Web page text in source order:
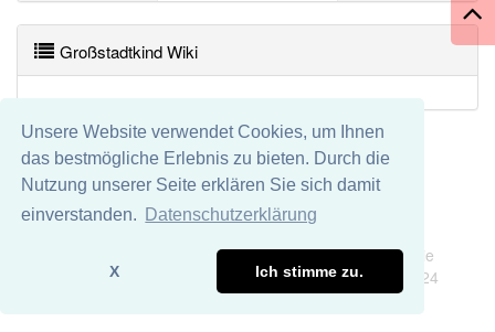
Unsere Website verwendet Cookies, um Ihnen
das bestmögliche Erlebnis zu bieten. Durch die
Nutzung unserer Seite erklären Sie sich damit
einverstanden.
Datenschutzerklärung
X Ich stimme zu.
Häufigkeit: 4 von 10
Wörter mit Endung -großstadtkind aber mit einem
anderen Artikeldas: 0
97% unserer Spielapp-Nutzer haben den Artikel
Großstadtkind Wiki
Wir übernehmen keine Garantie und keine Haftung für die
Richtigkeit und Vollständigkeit dieser Seite. DDDEasy 2024